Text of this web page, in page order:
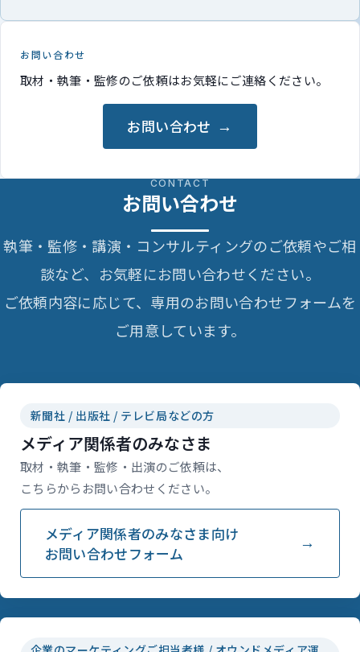
お問い合わせ
取材・執筆・監修のご依頼はお気軽にご連絡ください。
お問い合わせ
CONTACT
お問い合わせ
執筆・監修・講演・コンサルティングのご依頼やご相
談など、お気軽にお問い合わせください。
ご依頼内容に応じて、専用のお問い合わせフォームを
ご用意しています。
新聞社 / 出版社 / テレビ局などの方
メディア関係者のみなさま
取材・執筆・監修・出演のご依頼は、
こちらからお問い合わせください。
メディア関係者のみなさま向け
お問い合わせフォーム